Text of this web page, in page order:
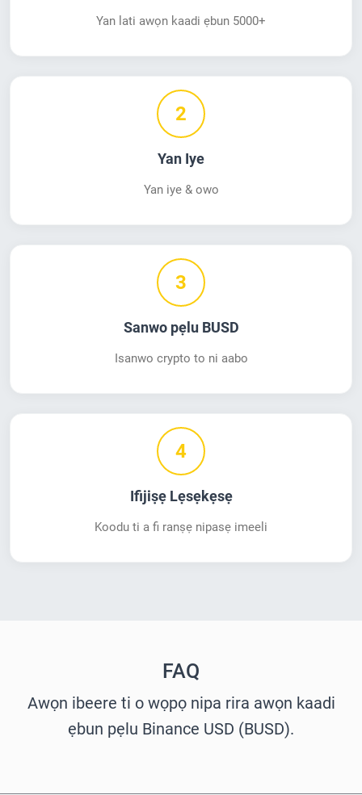
Yan lati awọn kaadi ẹbun 5000+
2
Yan Iye
Yan iye & owo
3
Sanwo pẹlu BUSD
Isanwo crypto to ni aabo
4
Ifijiṣẹ Lẹsẹkẹsẹ
Koodu ti a fi ranṣẹ nipasẹ imeeli
FAQ
Awọn ibeere ti o wọpọ nipa rira awọn kaadi
ẹbun pẹlu Binance USD (BUSD).